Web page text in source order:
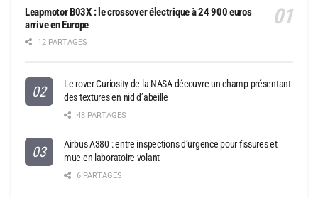
Leapmotor B03X : le crossover électrique à 24 900 euros
arrive en Europe
12 PARTAGES
Le rover Curiosity de la NASA découvre un champ présentant
des textures en nid d’abeille
48 PARTAGES
Airbus A380 : entre inspections d’urgence pour fissures et
mue en laboratoire volant
6 PARTAGES